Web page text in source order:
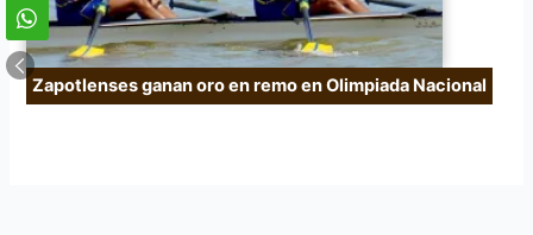
Zapotlenses ganan oro en remo en Olimpiada Nacional